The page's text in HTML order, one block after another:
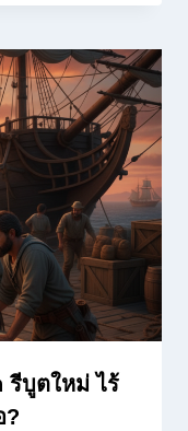
รีบูตใหม่ ไร้
?